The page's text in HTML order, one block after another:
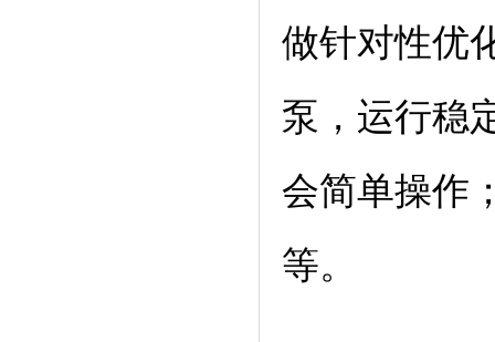
做针对性优
泵，运行稳
会简单操作
等。